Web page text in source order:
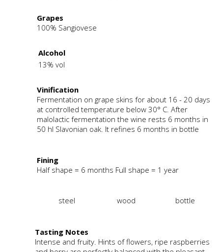
Grapes
100% Sangiovese
Alcohol
13% vol
Vinification
Fermentation on grape skins for about 16 - 20 days
at controlled temperature below 30° C. After
malolactic fermentation the wine rests 6 months in
50 hl Slavonian oak. It refines 6 months in bottle
Fining
Half shape = 6 months Full shape = 1 year
steel wood bottle
Tasting Notes
Intense and fruity. Hints of flowers, ripe raspberries